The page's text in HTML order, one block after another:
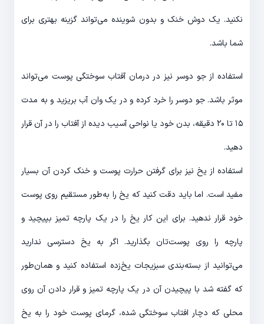
نکنید. یک دوش خنک و بدون شوینده می‌تواند گزینه بهتری برای
شما باشد.
استفاده از جو دوسر نیز در درمان آفتاب سوختگی پوست می‌تواند
موثر باشد. جو دوسر را خرد کرده و در یک وان آب بریزید و به مدت
۱۵ تا ۲۰ دقیقه، بدن خود یا نواحی آسیب دیده از آفتاب را در آن قرار
دهید.
استفاده از یخ نیز برای گرفتن حرارت پوست و خنک کردن آن بسیار
مفید است. اما باید دقت کنید که یخ را به‌طور مستقیم روی پوست
خود قرار ندهید. برای این کار یخ را در یک پارچه تمیز بپیچید و
پارچه را روی پوست‌تان بگذارید. اگر به یخ دسترسی ندارید
می‌توانید از بسته‌بندی سبزیجات یخ‌زده استفاده کنید و همان‌طور
که گفته شد با پیچیدن آن در یک پارچه تمیز و قرار دادن آن روی
محلی که دچار افتاب سوختگی شده، گرمای پوست خود را به یخ